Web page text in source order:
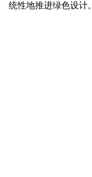
统性地推进绿色设计。